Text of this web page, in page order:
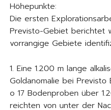
Höhepunkte:
Die ersten
Previsto-Gebiet berichtet
vorrangige Gebiete
1. Eine 1.200 m lange
Goldanomalie bei
o 17 Bodenproben über
reichten von unter der